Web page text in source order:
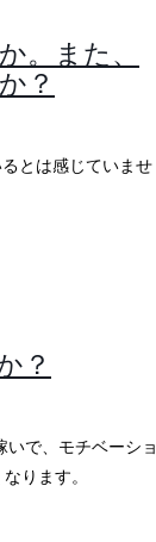
。また、
？
とは感じていませ
？
で、モチベーショ
ります。